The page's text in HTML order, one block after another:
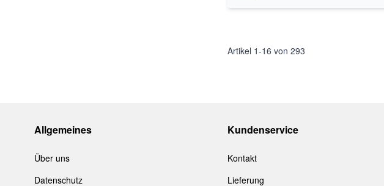
Artikel 1-16 von 293
Allgemeines
Über uns
Datenschutz
Kundenservice
Kontakt
Lieferung